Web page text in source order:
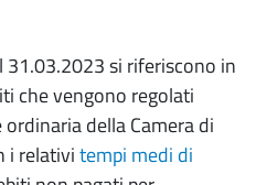
si riferiscono in
che vengono regolati
della Camera di
i relativitempi medi di